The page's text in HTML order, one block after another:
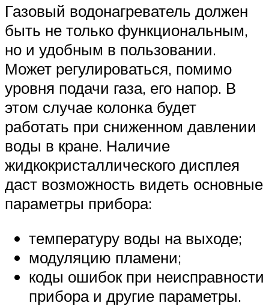
Газовый водонагреватель должен
быть не только функциональным,
но и удобным в пользовании.
Может регулироваться, помимо
уровня подачи газа, его напор. В
этом случае колонка будет
работать при сниженном давлении
воды в кране. Наличие
жидкокристаллического дисплея
даст возможность видеть основные
параметры прибора:
температуру воды на выходе;
модуляцию пламени;
коды ошибок при неисправности
прибора и другие параметры.